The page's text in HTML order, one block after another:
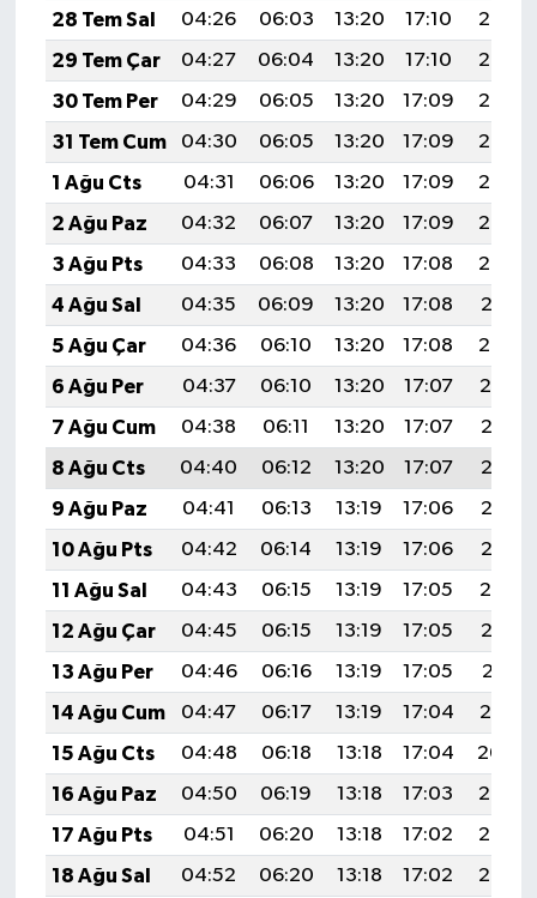
28 Tem Sal
04:26 06:03 13:20 17:10
20:28
29 Tem Çar
04:27 06:04 13:20 17:10
20:27
30 Tem Per
04:29 06:05 13:20 17:09
20:26
31 Tem Cum
04:30 06:05 13:20 17:09
20:25
1 Ağu Cts
04:31 06:06 13:20 17:09
20:24
2 Ağu Paz
04:32 06:07 13:20 17:09
20:23
3 Ağu Pts
04:33 06:08 13:20 17:08
20:22
4 Ağu Sal
04:35 06:09 13:20 17:08
20:21
5 Ağu Çar
04:36 06:10 13:20 17:08
20:20
6 Ağu Per
04:37 06:10 13:20 17:07
20:19
7 Ağu Cum
04:38 06:11 13:20 17:07
20:18
8 Ağu Cts
04:40 06:12 13:20 17:07
20:17
9 Ağu Paz
04:41 06:13 13:19 17:06
20:16
10 Ağu Pts
04:42 06:14 13:19 17:06
20:15
11 Ağu Sal
04:43 06:15 13:19 17:05
20:14
12 Ağu Çar
04:45 06:15 13:19 17:05
20:13
13 Ağu Per
04:46 06:16 13:19 17:05
20:11
14 Ağu Cum
04:47 06:17 13:19 17:04
20:10
15 Ağu Cts
04:48 06:18 13:18 17:04
20:09
16 Ağu Paz
04:50 06:19 13:18 17:03
20:08
17 Ağu Pts
04:51 06:20 13:18 17:02
20:07
18 Ağu Sal
04:52 06:20 13:18 17:02
20:05